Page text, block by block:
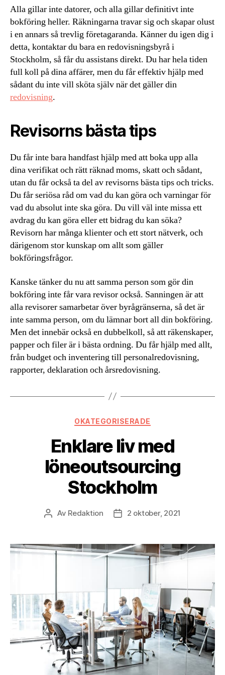
Alla gillar inte datorer, och alla gillar definitivt inte
bokföring heller. Räkningarna travar sig och skapar olust
i en annars så trevlig företagaranda. Känner du igen dig i
detta, kontaktar du bara en redovisningsbyrå i
Stockholm, så får du assistans direkt. Du har hela tiden
full koll på dina affärer, men du får effektiv hjälp med
sådant du inte vill sköta själv när det gäller din
redovisning.
Revisorns bästa tips
Du får inte bara handfast hjälp med att boka upp alla
dina verifikat och rätt räknad moms, skatt och sådant,
utan du får också ta del av revisorns bästa tips och tricks.
Du får seriösa råd om vad du kan göra och varningar för
vad du absolut inte ska göra. Du vill väl inte missa ett
avdrag du kan göra eller ett bidrag du kan söka?
Revisorn har många klienter och ett stort nätverk, och
därigenom stor kunskap om allt som gäller
bokföringsfrågor.
Kanske tänker du nu att samma person som gör din
bokföring inte får vara revisor också. Sanningen är att
alla revisorer samarbetar över byrågränserna, så det är
inte samma person, om du lämnar bort all din bokföring.
Men det innebär också en dubbelkoll, så att räkenskaper,
papper och filer är i bästa ordning. Du får hjälp med allt,
från budget och inventering till personalredovisning,
rapporter, deklaration och årsredovisning.
Kategorier
OKATEGORISERADE
Enklare liv med
löneoutsourcing
Stockholm
Inläggsförfattare
Av Redaktion Inläggsdatum
2 oktober, 2021